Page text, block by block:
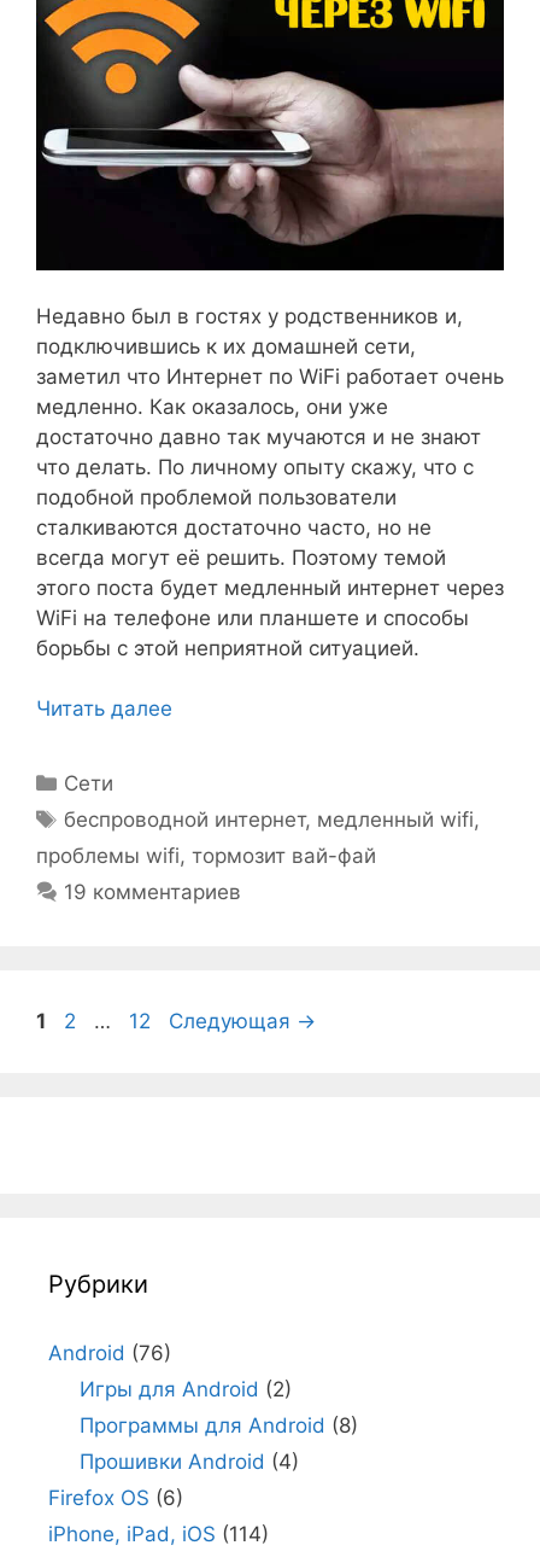
Недавно был в гостях у родственников и,
подключившись к их домашней сети,
заметил что Интернет по WiFi работает очень
медленно. Как оказалось, они уже
достаточно давно так мучаются и не знают
что делать. По личному опыту скажу, что с
подобной проблемой пользователи
сталкиваются достаточно часто, но не
всегда могут её решить. Поэтому темой
этого поста будет медленный интернет через
WiFi на телефоне или планшете и способы
борьбы с этой неприятной ситуацией.
Читать далее
Рубрики
Сети
Метки
беспроводной интернет, медленный wifi,
проблемы wifi, тормозит вай-фай
19 комментариев
Страница
1 Страница
2 … Страница
12 Следующая →
Рубрики
Android (76)
Игры для Android (2)
Программы для Android (8)
Прошивки Android (4)
Firefox OS (6)
iPhone, iPad, iOS (114)